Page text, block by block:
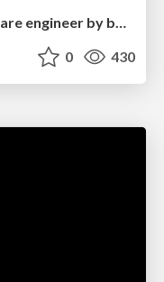
How to become a better software engineer by breaking things
0 430